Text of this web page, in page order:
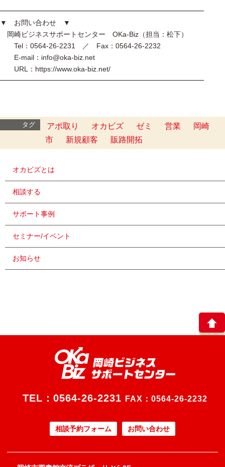
━━━━━━━━━━━━━━━━━━━━━━━━━━━━━
▼ お問い合わせ ▼
岡崎ビジネスサポートセンター OKa-Biz（担当：松下）
Tel：0564-26-2231 ／ Fax：0564-26-2232
E-mail：info@oka-biz.net
URL：https://www.oka-biz.net/
━━━━━━━━━━━━━━━━━━━━━━━━━━━━━
タグ アポ取り オカビズ ゼミ 営業
岡崎
市
新規顧客 販路開拓
オカビズとは
相談する
サポート事例
セミナー/イベント
お知らせ
TEL： 0564-26-2231 FAX：0564-26-2232
相談予約フォーム お問い合わせ